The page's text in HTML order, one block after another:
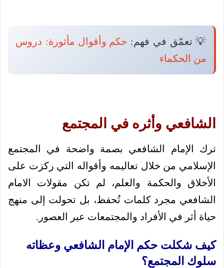
💡 تعمّق في فهم: حكم وأقوال مأثورة: دروس
من الحكماء
الشافعي وأثره في المجتمع
ترك الإمام الشافعي بصمة واضحة في المجتمع
الإسلامي من خلال تعاليمه وأقواله التي ركزت على
الأخلاق والحكمة والعلم، لم تكن مقولات الامام
الشافعي مجرد كلمات تُحفظ، بل تحولت إلى منهج
حياة أثر في الأفراد والمجتمعات عبر العصور.
كيف شكلت حكم الإمام الشافعي وعظاته
سلوك المجتمع؟